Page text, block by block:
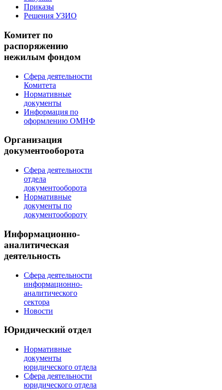
Приказы
Решения УЗИО
Комитет по
распоряжению
нежилым фондом
Сфера деятельности
Комитета
Нормативные
документы
Информация по
оформлению ОМНФ
Организация
документооборота
Сфера деятельности
отдела
документооборота
Нормативные
документы по
документообороту
Информационно-
аналитическая
деятельность
Сфера деятельности
информационно-
аналитического
сектора
Новости
Юридический отдел
Нормативные
документы
юридического отдела
Сфера деятельности
юридического отдела